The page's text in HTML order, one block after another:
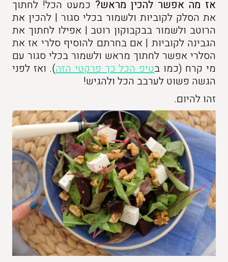
אז מה אפשר להכין מראש? כמעט הכל! לחתוך
את הסלק לקוביות ולשמור בכלי סגור | להכין את
הרוטב ולשמור בבקבוקון רוטב | אפילו לחתוך את
הגבינה לקוביות | אם בחרתם להוסיף סלרי אז את
הסלרי אפשר לחתוך מראש ולשמור בכלי סגור עם
מי קרח (כמו בטיפ הכל כך פרקטי הזה). ואז לפני
הגשה פשוט לערבב הכל ולהגיש!
זהו להיום.